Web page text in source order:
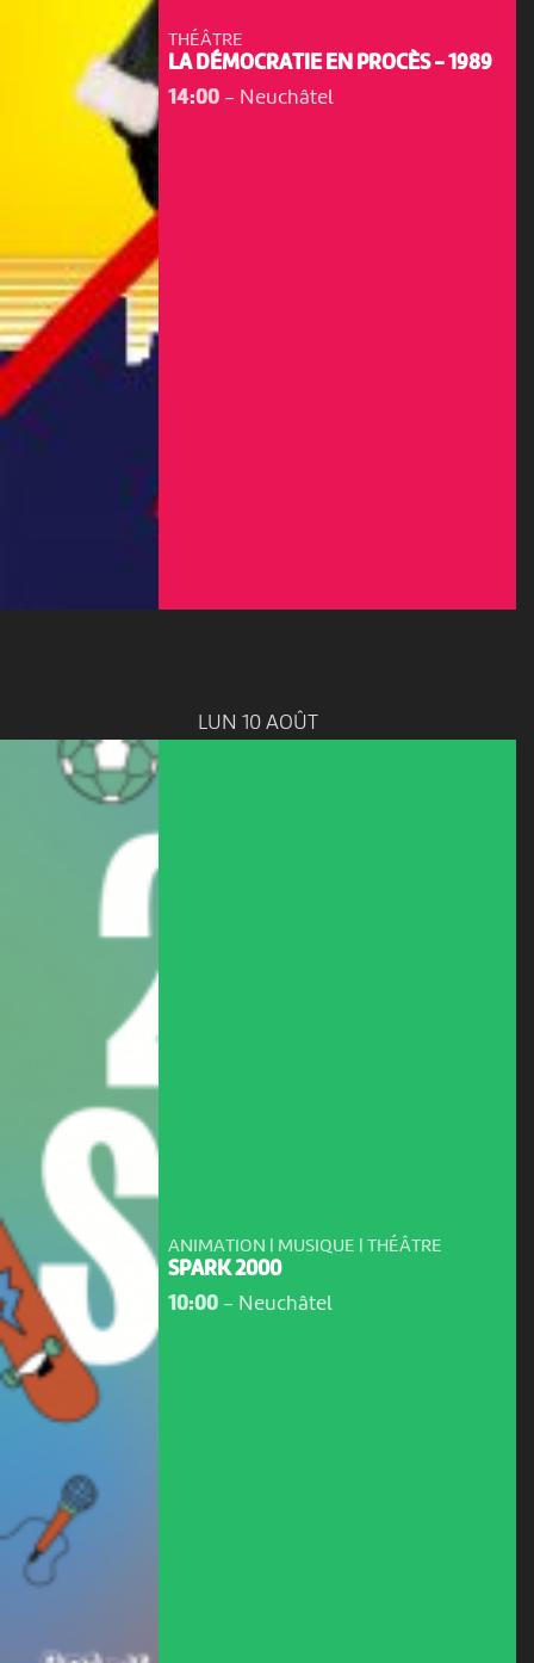
THÉÂTRE
LA DÉMOCRATIE EN PROCÈS - 1989
14:00- Neuchâtel
LUN 10 AOÛT
ANIMATION | MUSIQUE | THÉÂTRE
SPARK 2000
10:00- Neuchâtel